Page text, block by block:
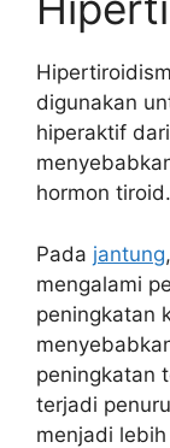
digunakan
hiperaktif
hormon tiroid.
Pada jantung
mengalami
peningkatan
peningkatan
terjadi
menjadi